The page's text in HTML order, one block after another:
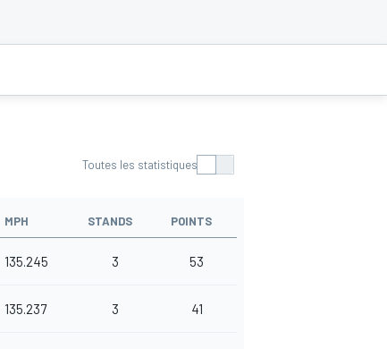
Toutes les statistiques
MPH STANDS POINTS
135.245 3 53
135.237 3 41